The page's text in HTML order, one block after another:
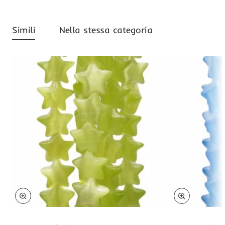
Simili Nella stessa categoria